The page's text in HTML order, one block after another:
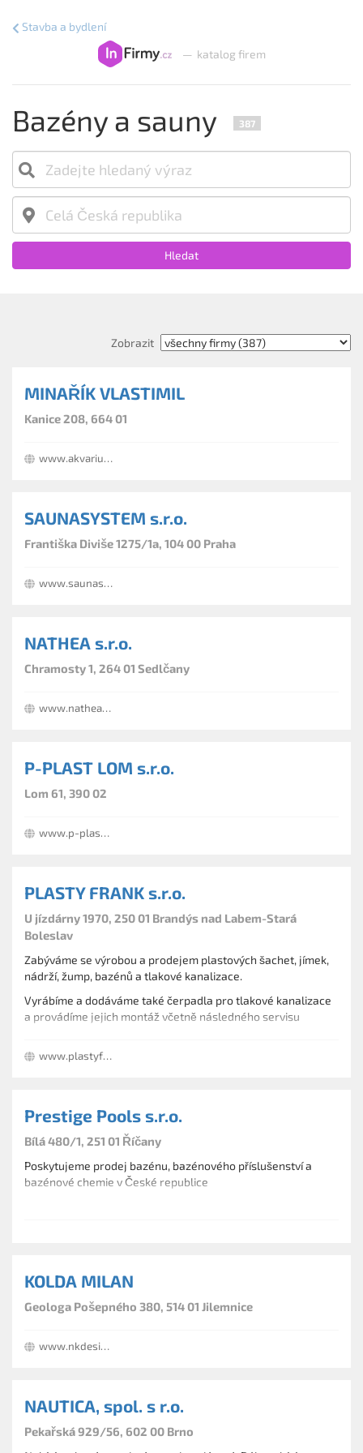
— katalog firem
Stavba a bydlení
Bazény a sauny 387
Hledat
Zobrazit
MINAŘÍK VLASTIMIL
Kanice 208, 664 01
www.akvarius.cz
SAUNASYSTEM s.r.o.
Františka Diviše 1275/1a, 104 00 Praha
www.saunasystem.cz
NATHEA s.r.o.
Chramosty 1, 264 01 Sedlčany
www.nathea.eu
P-PLAST LOM s.r.o.
Lom 61, 390 02
www.p-plast.cz
PLASTY FRANK s.r.o.
U jízdárny 1970, 250 01 Brandýs nad Labem-Stará
Boleslav
Zabýváme se výrobou a prodejem plastových šachet, jímek,
nádrží, žump, bazénů a tlakové kanalizace.
Vyrábíme a dodáváme také čerpadla pro tlakové kanalizace
a provádíme jejich montáž včetně následného servisu
www.plastyfrank.cz
Prestige Pools s.r.o.
Bílá 480/1, 251 01 Říčany
Poskytujeme prodej bazénu, bazénového příslušenství a
bazénové chemie v České republice
KOLDA MILAN
Geologa Pošepného 380, 514 01 Jilemnice
www.nkdesign.cz
NAUTICA, spol. s r.o.
Pekařská 929/56, 602 00 Brno